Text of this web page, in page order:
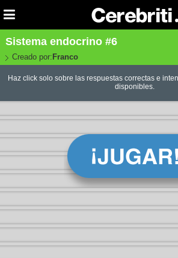
Sistema endocrino #6
Creado por: Franco
Haz click solo sobre las respuestas correctas e
disponibles.